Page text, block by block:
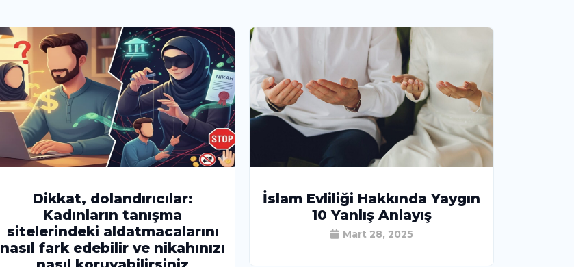
Dikkat, dolandırıcılar:
Kadınların tanışma
sitelerindeki aldatmacalarını
nasıl fark edebilir ve nikahınızı
İslam Evliliği Hakkında Yaygın
10 Yanlış Anlayış
Mart 28, 2025